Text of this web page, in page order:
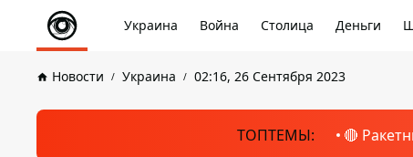
Украина Война Столица Деньги
Новости Украина 02:16, 26 Сентября 2023
ТОПТЕМЫ: 🔴